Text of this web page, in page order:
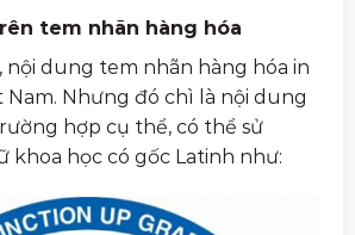
tem nhãn hàng hóa
dung tem nhãn hàng hóa in
Nam. Nhưng đó chì là nội dung
hợp cụ thể, có thể sử
khoa học có gốc Latinh như: